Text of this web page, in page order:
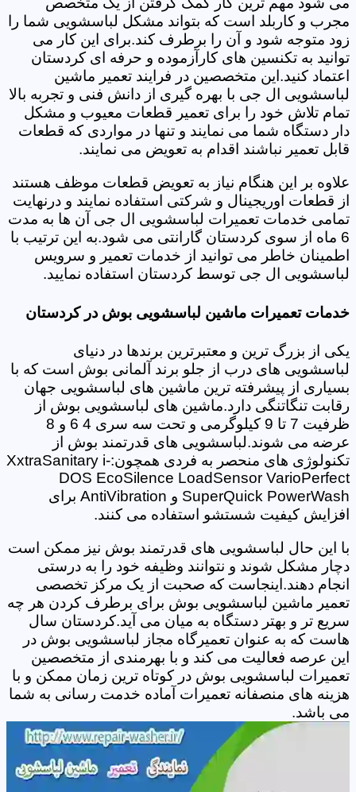
مجرب و کاربلد است که بتواند مشکل لباسشویی شما را
زود متوجه شود و آن را برطرف کند.برای این کار می
توانید به تکنسین های کارآزموده و حرفه ای کردستان
اعتماد کنید.این متخصصین در فرایند تعمیر ماشین
لباسشویی ال جی با بهره گیری از دانش فنی و تجربه بالا
تمام تلاش خود را برای تعمیر قطعات معیوب و مشکل
دار دستگاه شما می نمایند و تنها در مواردی که قطعات
قابل تعمیر نباشند اقدام به تعویض می نمایند.
علاوه بر این هنگام نیاز به تعویض قطعات موظف هستند
از قطعات اوریجینال و شرکتی استفاده نمایند و درنهایت
تمامی خدمات تعمیرات لباسشویی ال جی آن ها به مدت
6 ماه از سوی کردستان گارانتی می شود.به این ترتیب با
اطمینان خاطر می توانید از خدمات تعمیر و سرویس
لباسشویی ال جی توسط کردستان استفاده نمایید.
خدمات تعمیرات ماشین لباسشویی بوش در کردستان
یکی از بزرگ ترین و معتبرترین برندها در دنیای
لباسشویی های درب از جلو برند آلمانی بوش است که با
بسیاری از پیشرفته ترین ماشین های لباسشویی جهان
رقابت تنگاتنگی دارد.ماشین های لباسشویی بوش از
ظرفیت 7 تا 9 کیلوگرمی و تحت سه سری 4 6 و 8
عرضه می شوند.لباسشویی های قدرتمند بوش از
تکنولوژی های منحصر به فردی همچون:XxtraSanitary i-
DOS EcoSilence LoadSensor VarioPerfect
SuperQuick PowerWash و AntiVibration برای
افزایش کیفیت شستشو استفاده می کنند.
با این حال لباسشویی های قدرتمند بوش نیز ممکن است
دچار مشکل شوند و نتوانند وظیفه خود را به درستی
انجام دهند.اینجاست که صحبت از یک مرکز تخصصی
تعمیر ماشین لباسشویی بوش برای برطرف کردن هر چه
سریع تر و بهتر دستگاه به میان می آید.کردستان سال
هاست که به عنوان تعمیرگاه مجاز لباسشویی بوش در
این عرصه فعالیت می کند و با بهرمندی از متخصصین
تعمیرات لباسشویی بوش در کوتاه ترین زمان ممکن و با
هزینه های منصفانه تعمیرات آماده خدمت رسانی به شما
می باشد.